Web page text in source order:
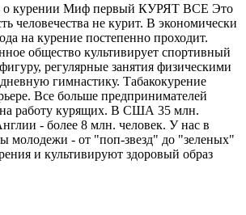
о курении Миф первый КУРЯТ ВСЕ Это
человечества не курит. В экономически
на курение постепенно проходит.
общество культивирует спортивный
регулярные занятия физическими
гимнастику. Табакокурение
Все больше предпринимателей
на работу курящих. В США 35 млн.
- более 8 млн. человек. У нас в
молодежи - от "поп-звезд" до "зеленых"
и культивируют здоровый образ